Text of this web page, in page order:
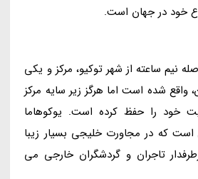
خود در جهان است.
نیم ساعته از شهر توکیو، مرکز و یکی
واقع شده است اما هرگز زیر سایه مرکز
خود را حفظ کرده است. یوکوهاما
که در مجاورت خلیجی بسیار زیبا
تاجران و گردشگران خارجی می